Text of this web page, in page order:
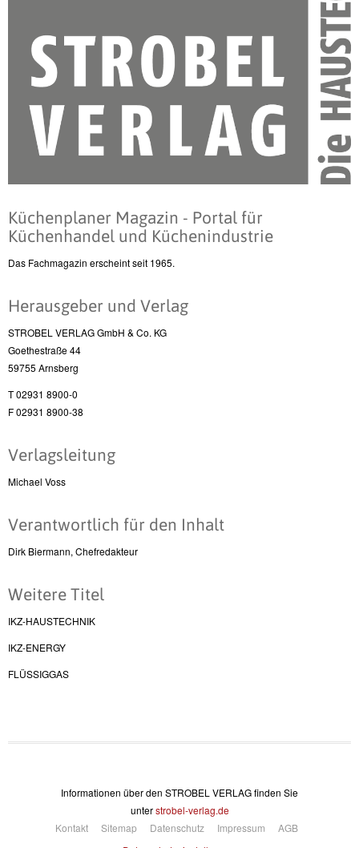
Küchenplaner Magazin - Portal für
Küchenhandel und Küchenindustrie
Das Fachmagazin erscheint seit 1965.
Herausgeber und Verlag
STROBEL VERLAG GmbH & Co. KG
Goethestraße 44
59755 Arnsberg
T 02931 8900-0
F 02931 8900-38
Verlagsleitung
Michael Voss
Verantwortlich für den Inhalt
Dirk Biermann, Chefredakteur
Weitere Titel
IKZ-HAUSTECHNIK
IKZ-ENERGY
FLÜSSIGGAS
Informationen über den STROBEL VERLAG finden Sie
unterstrobel-verlag.de
Kontakt
Sitemap Datenschutz Impressum
AGB